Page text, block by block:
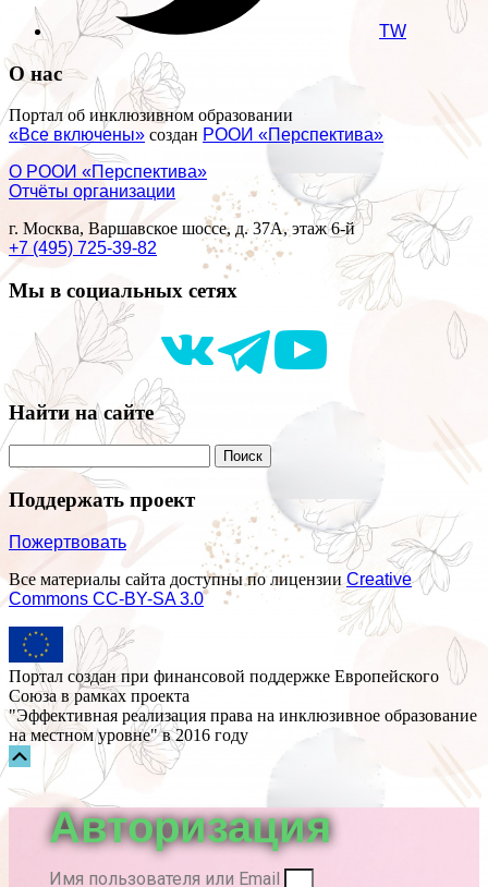
TW
О нас
Портал об инклюзивном образовании
«Все включены» создан РООИ «Перспектива»
О РООИ «Перспектива»
Отчёты организации
г. Москва, Варшавское шоссе, д. 37А, этаж 6-й
+7 (495) 725-39-82
Мы в социальных сетях
Найти на сайте
Поддержать проект
Пожертвовать
Все материалы сайта доступны по лицензииCreative
Commons СС-BY-SA 3.0
Портал создан при финансовой поддержке Европейского
Союза в рамках проекта
"Эффективная реализация права на инклюзивное образование
на местном уровне" в 2016 году
Прокрутка
вверх
Авторизация
Имя пользователя или Email